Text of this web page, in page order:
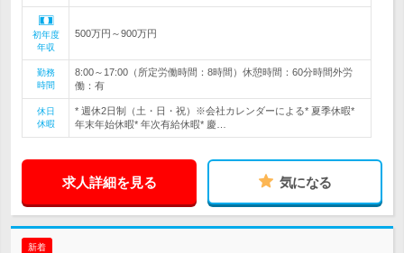
初年度
年収
500万円～900万円
勤務
時間
8:00～17:00（所定労働時間：8時間）休憩時間：60分時間外労
働：有
休日
休暇
* 週休2日制（土・日・祝）※会社カレンダーによる* 夏季休暇*
年末年始休暇* 年次有給休暇* 慶…
求人詳細を見る 気になる
新着